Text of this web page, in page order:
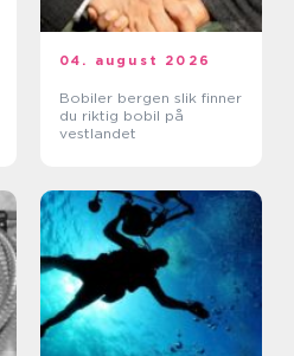
04. august 2026
Bobiler bergen slik finner
du riktig bobil på
vestlandet